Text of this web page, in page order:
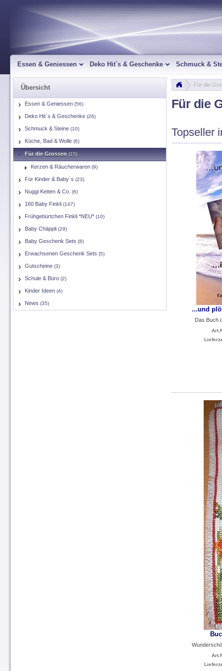
Essen & Geniessen Deko Hit`s & Geschenke Schmuck &
Übersicht
Essen & Geniessen (56)
Deko Hit`s & Geschenke (26)
Schmuck & Steine (10)
Küche, Bad & Wolle (6)
Für die Grossen (15)
Kerzen & Räucherwaren (9)
Für Kinder & Baby`s (23)
Nuggi Ketten & Co. (6)
160 Baby Finkli (147)
Frühgebürtchen Finkli *NEU* (10)
Baby Chäppli (29)
Baby Geschenk Sets (8)
Erwachsenen Geschenk Sets (5)
Gutscheine (3)
Schule & Büro (2)
Kinder Ideen (4)
News (35)
Für die
Für die
Topseller
...und
Das Buch